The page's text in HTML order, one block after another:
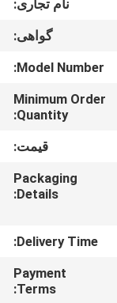
محصولات
درباره
ما
کارخانه
کنترل
نام تجاری:
گواهی:
Model Number:
Minimum Order
Quantity:
قیمت:
Packaging
Details:
Delivery Time:
Payment
Terms: